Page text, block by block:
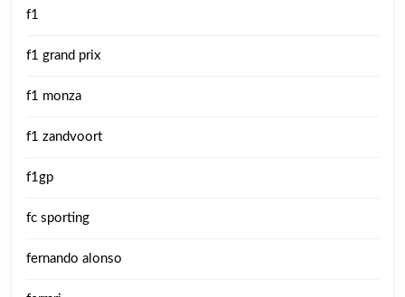
f1
f1 grand prix
f1 monza
f1 zandvoort
f1gp
fc sporting
fernando alonso